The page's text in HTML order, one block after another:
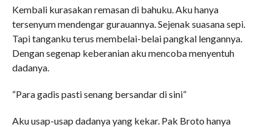
Kembali kurasakan remasan di bahuku. Aku hanya
tersenyum mendengar gurauannya. Sejenak suasana sepi.
Tapi tanganku terus membelai-belai pangkal lengannya.
Dengan segenap keberanian aku mencoba menyentuh
dadanya.
“Para gadis pasti senang bersandar di sini”
Aku usap-usap dadanya yang kekar. Pak Broto hanya